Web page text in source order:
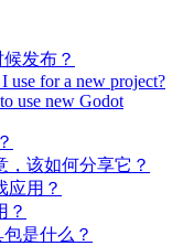
发布？
use for a new project?
use new Godot
，该如何分享它？
应用？
？
是什么？